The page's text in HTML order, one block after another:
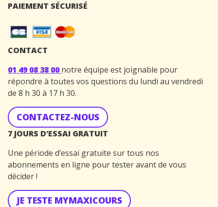
PAIEMENT SÉCURISÉ
CONTACT
01 49 08 38 00 notre équipe est joignable pour
répondre à toutes vos questions du lundi au vendredi
de 8 h 30 à 17 h 30.
CONTACTEZ-NOUS
7 JOURS D’ESSAI GRATUIT
Une période d’essai gratuite sur tous nos
abonnements en ligne pour tester avant de vous
décider !
JE TESTE MYMAXICOURS